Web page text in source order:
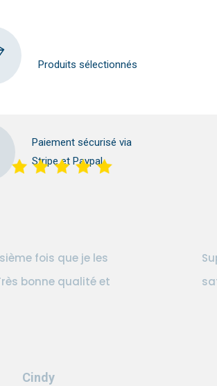
Produits sélectionnés
Paiement sécurisé via
Stripe et Paypal
fois que je les
bonne qualité et
Cindy